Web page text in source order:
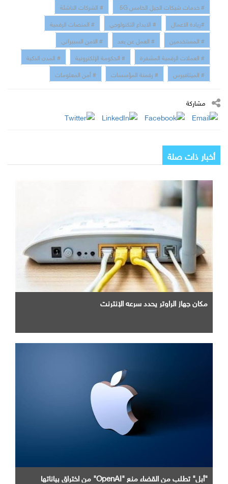
# خدمات شبكات الجيل الخامس 5G
# الشركات الناشئة
#ريادة الاعمال
# الابداع التكنولوجي
# المنصات الرقمية
# المستخدمين
# العمل عن بعد
# الامن السبيراني
# العملات الرقمية المشفرة
# الحكومة الإلكترونية
# المدن الذكية
# الميتافيرس
# رقمنة المؤسسات # أمن المعلومات
مشاركة
أخبار ذات صلة
مكان جهاز الراوتر يحدد سرعه الإنترنت
"أبل" تطلب من القضاء منع "OpenAI" من اختراق بياناتها